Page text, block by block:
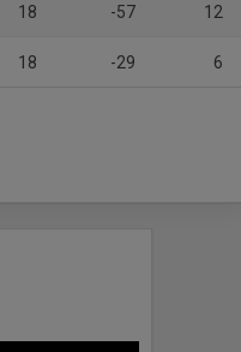
18 -57 12
18 -29 6